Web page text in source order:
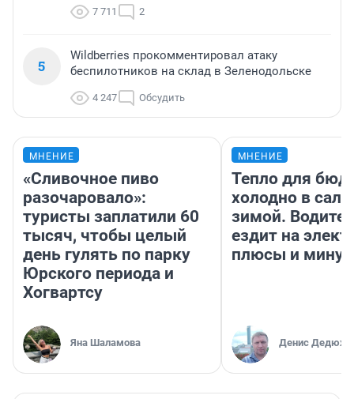
7 711 2
5
Wildberries прокомментировал атаку
беспилотников на склад в Зеленодольске
4 247 Обсудить
МНЕНИЕ
«Сливочное пиво
разочаровало»:
туристы заплатили 60
тысяч, чтобы целый
день гулять по парку
Юрского периода и
Хогвартсу
Яна Шаламова
МНЕНИЕ
Тепло для
холодно в
зимой.
ездит на
плюсы и
Денис